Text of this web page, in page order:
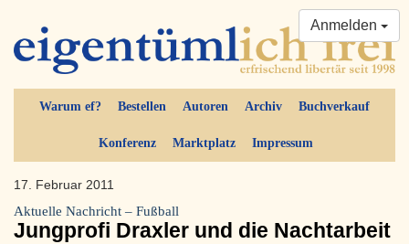
Warum ef? Bestellen Autoren Archiv Buchverkauf
Konferenz Marktplatz Impressum
Anmelden
17. Februar 2011
Aktuelle Nachricht – Fußball
Jungprofi Draxler und die Nachtarbeit